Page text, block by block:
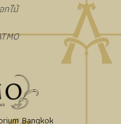
กไม้
Bangkok